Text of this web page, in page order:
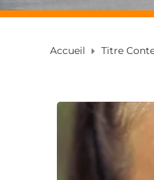
Accueil Titre